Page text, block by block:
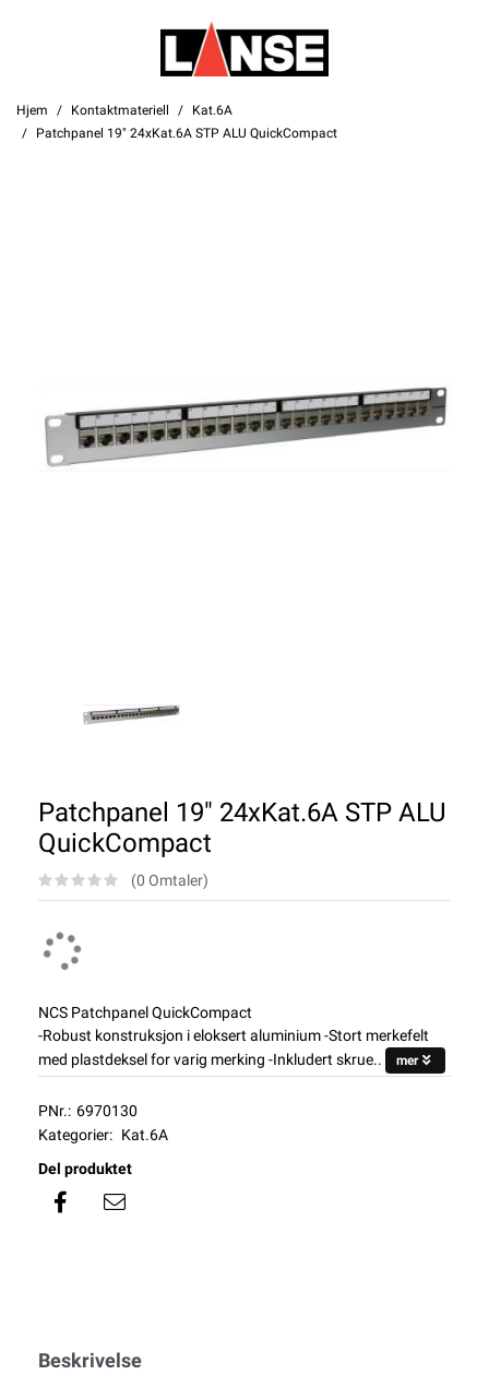
Hjem Kontaktmateriell
Kat.6A
Patchpanel 19" 24xKat.6A STP ALU QuickCompact
Patchpanel 19" 24xKat.6A STP ALU
QuickCompact
(0 Omtaler)
NCS Patchpanel QuickCompact
-Robust konstruksjon i eloksert aluminium -Stort merkefelt
med plastdeksel for varig merking -Inkludert skrue..
mer
PNr.: 6970130
Kategorier: Kat.6A
Del produktet
Beskrivelse